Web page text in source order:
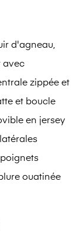
d'agneau,
avec
zippée et
et boucle
en jersey
ouatinée